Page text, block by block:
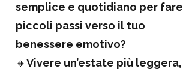
semplice e quotidiano per fare
piccoli passi verso il tuo
benessere emotivo?
🔸Vivere un’estate più leggera,